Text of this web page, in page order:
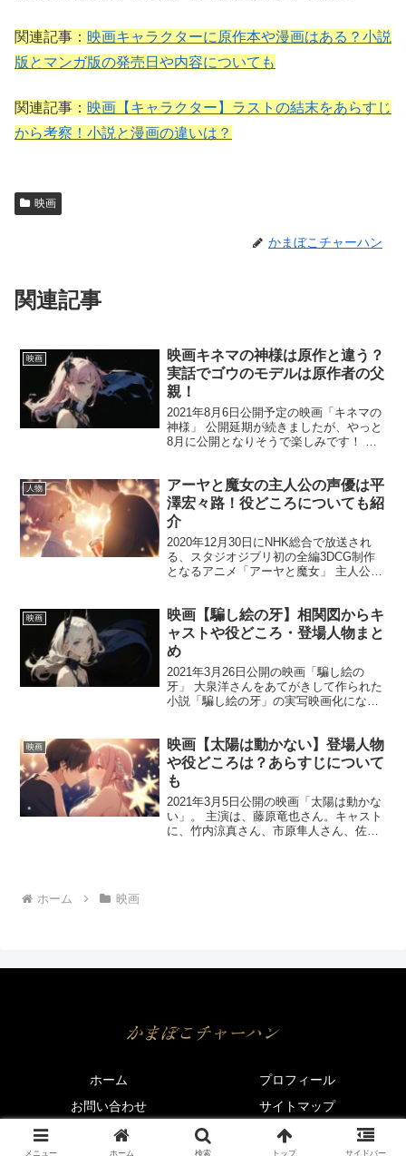
関連記事： 映画キャラクターに原作本や漫画はある？小説
版とマンガ版の発売日や内容についても
関連記事： 映画【キャラクター】ラストの結末をあらすじ
から考察！小説と漫画の違いは？
映画
かまぼこチャーハン
関連記事
映画
映画キネマの神様は原作と違う？
実話でゴウのモデルは原作者の父
親！
2021年8月6日公開予定の映画「キネマの
神様」 公開延期が続きましたが、やっと
8月に公開となりそうで楽しみです！ 今
が実話で、ゴウのモデルとなっている父
親はどんな人物...
人物
アーヤと魔女の主人公の声優は平
澤宏々路！役どころについても紹
介
2020年12月30日にNHK総合で放送され
る、スタジオジブリ初の全編3DCG制作
となるアニメ「アーヤと魔女」 主人公の
声優は初挑戦ということですが、元気で
小生...
映画
映画【騙し絵の牙】相関図からキ
ャストや役どころ・登場人物まと
め
2021年3月26日公開の映画「騙し絵の
牙」 大泉洋さんをあてがきして作られた
小説「騙し絵の牙」の実写映画化になり
「騙し絵の牙」の相関図と登場人物のキ
ャストや役どこ...
映画
映画【太陽は動かない】登場人物
や役どころは？あらすじについて
も
2021年3月5日公開の映画「太陽は動かな
い」。 主演は、藤原竜也さん。キャスト
に、竹内涼真さん、市原隼人さん、佐藤
ホーム 映画
ホーム
プロフィール
お問い合わせ
サイトマップ
© 2020 かまぼこチャーハン.
メニュー ホーム 検索 トップ サイドバー